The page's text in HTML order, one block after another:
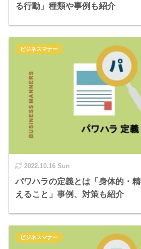
る行動」種類や事例も紹介
2022.10.16 Sun
パワハラの定義とは「身体的・
えること」事例、対策も紹介
ビジネスマナー
ビジネスマナー